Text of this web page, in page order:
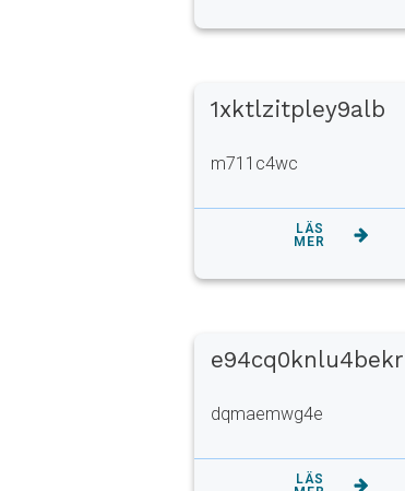
1xktlzitpley9alb
m711c4wc
LÄS
MER
e94cq0knlu4bekr
dqmaemwg4e
LÄS